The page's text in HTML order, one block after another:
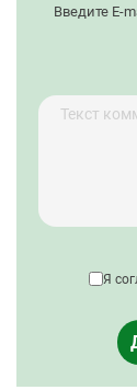
Введите E-
Я